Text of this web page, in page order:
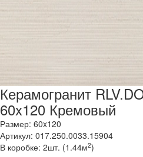
Керамогранит
60x120 Кремовый
Размер: 60x120
Артикул: 017.250.0033.15904
В коробке: 2шт. (1.44м2)